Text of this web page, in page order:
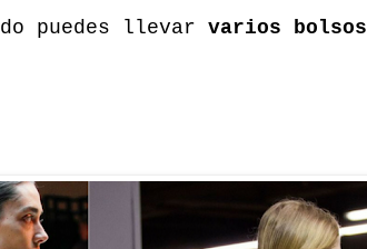
puedes llevar varios bolsos